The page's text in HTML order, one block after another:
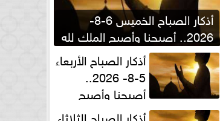
أذكار الصباح الخميس 6-8-
2026.. أصبحنا وأصبح الملك لله
والحمد لله
أذكار الصباح الأربعاء
5-8- 2026..
أصبحنا وأصبح
الملك لله والحمد للهأذكار الصباح الثلاثاء